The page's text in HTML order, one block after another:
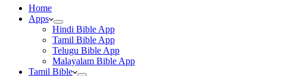
Home
Apps
Hindi Bible App
Tamil Bible App
Telugu Bible App
Malayalam Bible App
Tamil Bible